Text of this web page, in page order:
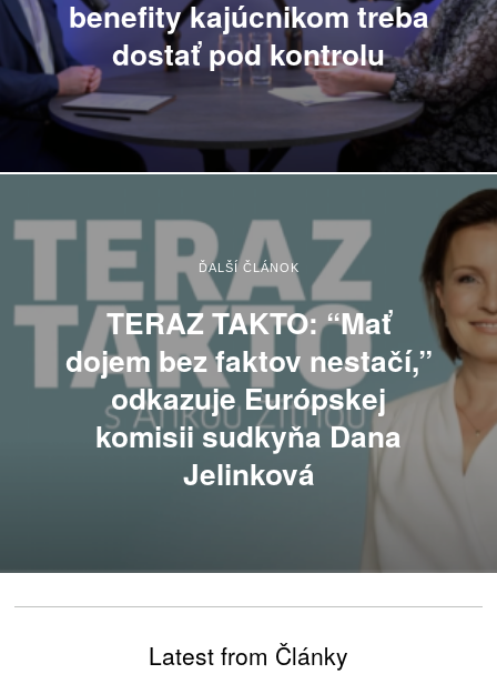
benefity kajúcnikom treba
dostať pod kontrolu
ĎALŠÍ ČLÁNOK
TERAZ TAKTO: “Mať
dojem bez faktov nestačí,”
odkazuje Európskej
komisii sudkyňa Dana
Jelinková
Latest from Články